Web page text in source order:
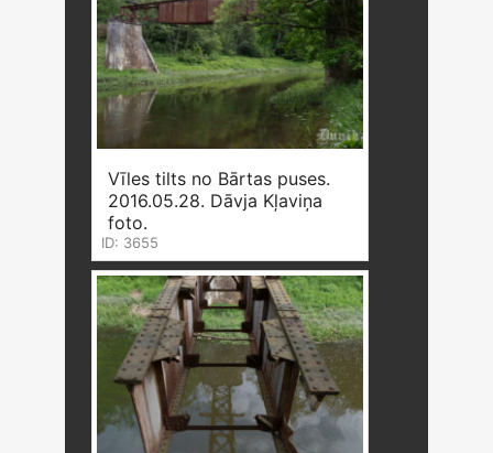
Vīles tilts no Bārtas puses.
2016.05.28. Dāvja Kļaviņa
foto.
ID: 3655